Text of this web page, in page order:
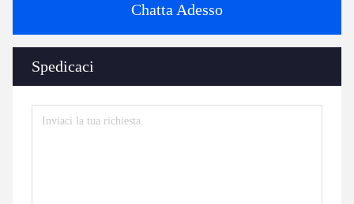
Chatta Adesso
Spedicaci